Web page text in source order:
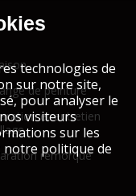
de peinture
et entretien
remorque